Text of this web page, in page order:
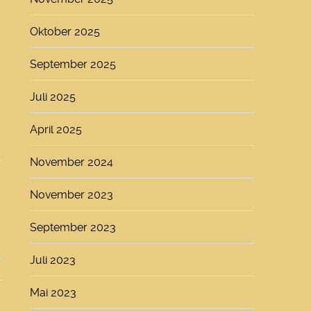
Oktober 2025
September 2025
Juli 2025
April 2025
November 2024
November 2023
September 2023
Juli 2023
Mai 2023